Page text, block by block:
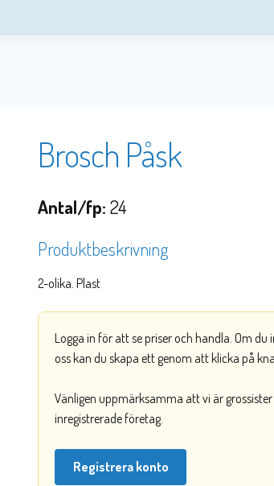
Brosch Påsk
Antal/fp: 24
Produktbeskrivning
2-olika. Plast
Logga in för att se priser och handla. Om
oss kan du skapa ett genom att klicka på
Vänligen uppmärksamma att vi är grossister
inregistrerade företag.
Registrera konto